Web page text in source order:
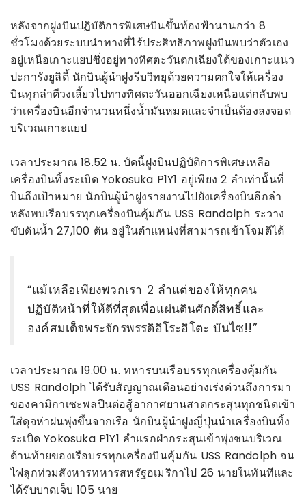
หลังจากฝูงบินปฏิบัติการพิเศษบินขึ้นท้องฟ้านานกว่า 8
ชั่วโมงด้วยระบบนำทางที่ไร้ประสิทธิภาพฝูงบินพบว่าตัวเอง
อยู่เหนือเกาะแยปซึ่งอยู่ทางทิศตะวันตกเฉียงใต้ของเกาะแนว
ปะการังยูลิตี้ นักบินผู้นำฝูงรีบวิทยุด้วยความตกใจให้เครื่อง
บินทุกลำตีวงเลี้ยวไปทางทิศตะวันออกเฉียงเหนือแต่กลับพบ
ว่าเครื่องบินอีกจำนวนหนึ่งน้ำมันหมดและจำเป็นต้องลงจอด
บริเวณเกาะแยป
เวลาประมาณ 18.52 น. บัดนี้ฝูงบินปฏิบัติการพิเศษเหลือ
เครื่องบินทิ้งระเบิด Yokosuka P1Y1 อยู่เพียง 2 ลำเท่านั้นที่
บินถึงเป้าหมาย นักบินผู้นำฝูงรายงานไปยังเครื่องบินอีกลำ
หลังพบเรือบรรทุกเครื่องบินคุ้มกัน USS Randolph ระวาง
ขับดันน้ำ 27,100 ตัน อยู่ในตำแหน่งที่สามารถเข้าโจมตีได้
“แม้เหลือเพียงพวกเรา 2 ลำแต่ของให้ทุกคน
ปฏิบัติหน้าที่ให้ดีที่สุดเพื่อแผ่นดินศักดิ์สิทธิ์และ
องค์สมเด็จพระจักรพรรดิฮิโระฮิโตะ บันไซ!!”
เวลาประมาณ 19.00 น. ทหารบนเรือบรรทุกเครื่องคุ้มกัน
USS Randolph ได้รับสัญญาณเตือนอย่างเร่งด่วนถึงการมา
ของคามิกาเซะพลปืนต่อสู้อากาศยานสาดกระสุนทุกชนิดเข้า
ใส่ดุจห่าฝนพุ่งขึ้นจากเรือ นักบินผู้นำฝูงญี่ปุ่นนำเครื่องบินทิ้ง
ระเบิด Yokosuka P1Y1 ลำแรกฝ่ากระสุนเข้าพุ่งชนบริเวณ
ด้านท้ายของเรือบรรทุกเครื่องบินคุ้มกัน USS Randolph จน
ไฟลุกท่วมสังหารทหารสหรัฐอเมริกาไป 26 นายในทันทีและ
ได้รับบาดเจ็บ 105 นาย